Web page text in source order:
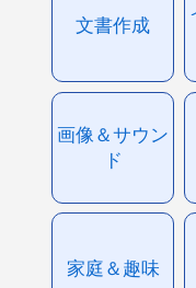
文書作成
画像＆サウン
ド
家庭＆趣味